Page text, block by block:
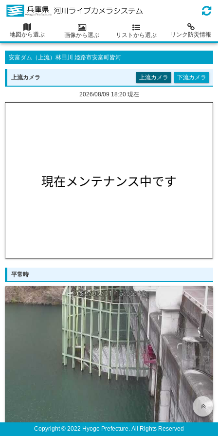
地図から選ぶ 画像から選ぶ リストから選ぶ リンク防災情報
安富ダム（上流）林田川 姫路市安富町皆河
上流カメラ 上流カメラ 下流カメラ
2026/08/09 18:20 現在
平常時
Copyright © 2022 Hyogo Prefecture. All Rights Reserved